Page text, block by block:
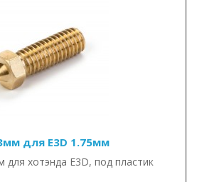
для E3D 1.75мм
для хотэнда E3D, под пластик